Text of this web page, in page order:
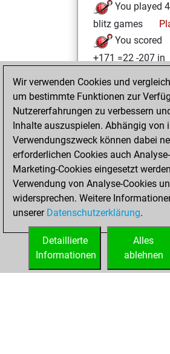
You played
blitz games
You scored
+171 =22 -207 in
Montag, April
2021
You
BeautyScore of
You
achieved a new
of 1582
You created
your Fritz account
Wir verwenden Cookies und
um bestimmte Funktionen zur
Nutzererfahrungen zu verbessern
Inhalte auszuspielen. Abhängig von
Verwendungszweck können dabei
erforderlichen Cookies auch
Marketing-Cookies eingesetzt
Verwendung von Analyse-Cookies
widersprechen. Weitere
unserer Datenschutzerklärung.
Alles
ablehnen
Detaillierte
Informationen